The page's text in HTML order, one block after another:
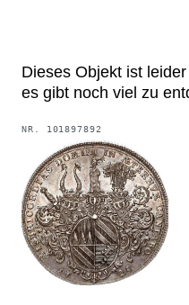
Dieses Objekt ist
es gibt noch viel zu
NR. 101897892